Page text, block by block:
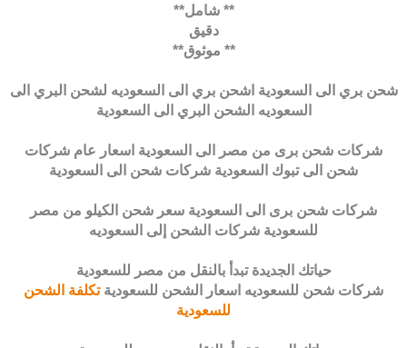
** شامل**
دقيق
** موثوق**
شحن بري الى السعودية اشحن بري الى السعوديه لشحن البري الى
السعوديه الشحن البري الى السعودية
شركات شحن برى من مصر الى السعودية اسعار عام شركات
شحن الى تبوك السعودية شركات شحن الى السعودية
شركات شحن برى الى السعودية سعر شحن الكيلو من مصر
للسعودية شركات الشحن إلى السعوديه
حياتك الجديدة تبدأ بالنقل من مصر للسعودية
شركات شحن للسعوديه اسعار الشحن للسعوديةتكلفة الشحن
للسعودية